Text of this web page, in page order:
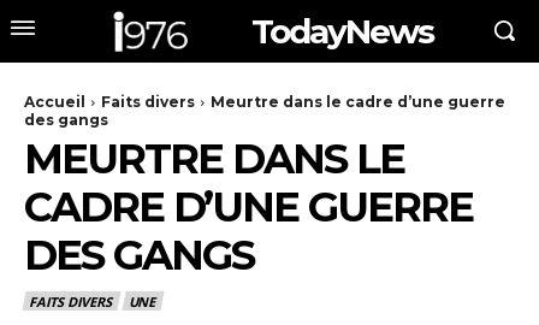
TodayNews
Accueil Faits divers
Meurtre dans le cadre d’une guerre
des gangs
MEURTRE DANS LE
CADRE D’UNE GUERRE
DES GANGS
FAITS DIVERS UNE